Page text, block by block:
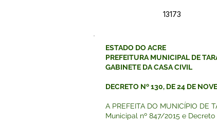
13173
ESTADO DO ACRE
PREFEITURA MUNICIPAL DE
GABINETE DA CASA CIVIL
DECRETO Nº 130, DE 24 DE
A PREFEITA DO MUNICÍPIO
Municipal nº 847/2015 e